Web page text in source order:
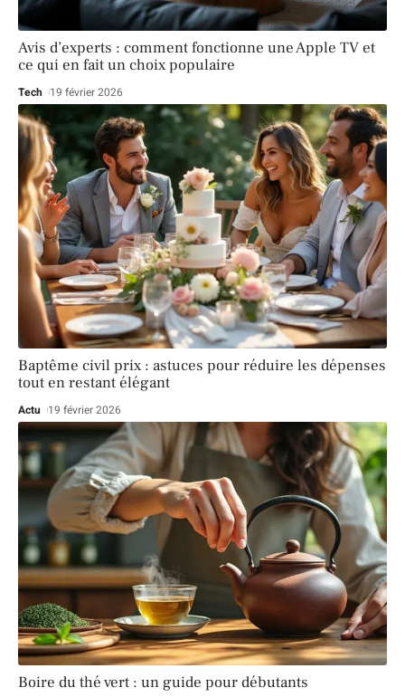
Avis d’experts : comment fonctionne une Apple TV et
ce qui en fait un choix populaire
Tech 19 février 2026
Baptême civil prix : astuces pour réduire les dépenses
tout en restant élégant
Actu 19 février 2026
Boire du thé vert : un guide pour débutants